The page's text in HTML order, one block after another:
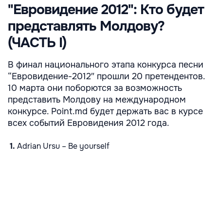
"Евровидение 2012": Кто будет
представлять Молдову?
(ЧАСТЬ I)
В финал национального этапа конкурса песни
“Евровидение-2012″ прошли 20 претендентов.
10 марта они поборются за возможность
представить Молдову на международном
конкурсе. Point.md будет держать вас в курсе
всех событий Евровидения 2012 года.
1. Adrian Ursu – Be yourself